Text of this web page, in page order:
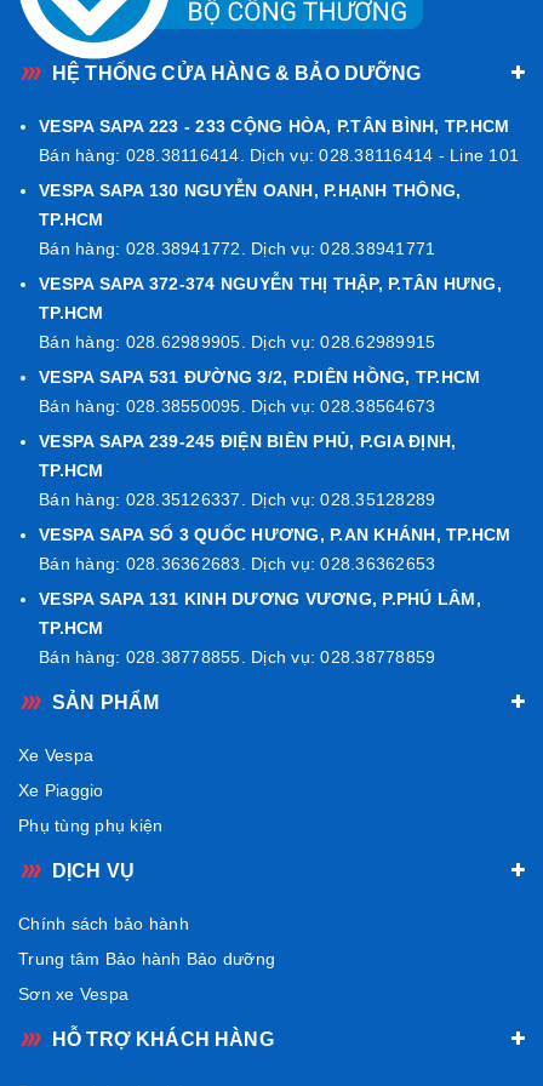
Cá nhân hóa phong cách với bộ Sport Kit
Red (Đỏ) và Vivid Blue (Xanh dương)giúp người dùng
“độ” mâm xe theo cá tính riêng. Các chi tiết như mâm xe,
yên xe, cà vạt carbon và tem thể thao được thiết kế để
tạo nên phong cách đậm chất thể thao và nổi bật trên
phố.
Động cơ mạnh mẽ, tiết kiệm nhiên liệu
Vespa Sprint S 125 được trang bị
công suất 7.9kW (10.7Hp) tại 7.700 vòng/phút, mô-men
HỆ THỐNG CỬA HÀNG & BẢO DƯỠNG
VESPA SAPA 223 - 233 CỘNG HÒA, P.TÂN BÌNH, TP.HCM
Bán hàng: 028.38116414. Dịch vụ: 028.38116414 - Line 101
VESPA SAPA 130 NGUYỄN OANH, P.HẠNH THÔNG,
TP.HCM
Bán hàng: 028.38941772. Dịch vụ: 028.38941771
VESPA SAPA 372-374 NGUYỄN THỊ THẬP, P.TÂN HƯNG,
TP.HCM
Bán hàng: 028.62989905. Dịch vụ: 028.62989915
VESPA SAPA 531 ĐƯỜNG 3/2, P.DIÊN HỒNG, TP.HCM
Bán hàng: 028.38550095. Dịch vụ: 028.38564673
VESPA SAPA 239-245 ĐIỆN BIÊN PHỦ, P.GIA ĐỊNH,
TP.HCM
Bán hàng: 028.35126337. Dịch vụ: 028.35128289
VESPA SAPA SỐ 3 QUỐC HƯƠNG, P.AN KHÁNH, TP.HCM
Bán hàng: 028.36362683. Dịch vụ: 028.36362653
VESPA SAPA 131 KINH DƯƠNG VƯƠNG, P.PHÚ LÂM,
TP.HCM
Bán hàng: 028.38778855. Dịch vụ: 028.38778859
SẢN PHẨM
Xe Vespa
Xe Piaggio
Phụ tùng phụ kiện
DỊCH VỤ
Chính sách bảo hành
Trung tâm Bảo hành Bảo dưỡng
Sơn xe Vespa
HỖ TRỢ KHÁCH HÀNG